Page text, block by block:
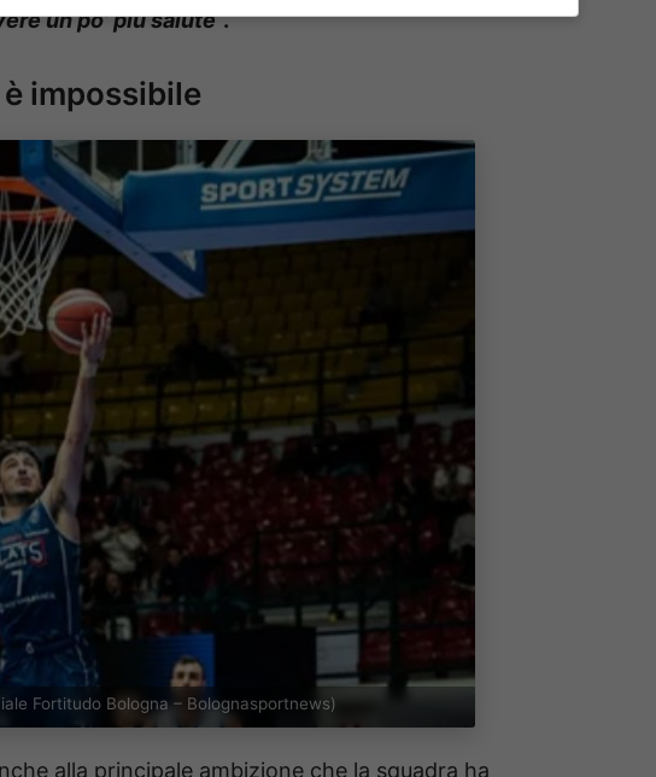
un po’ piùsalute“.
impossibile
Fortitudo Bologna – Bolognasportnews)
alla principale ambizione che la squadra ha